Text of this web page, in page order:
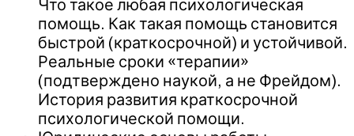
Что такое любая психологическая
помощь. Как такая помощь становится
быстрой (краткосрочной) и устойчивой.
Реальные сроки «терапии»
(подтверждено наукой, а не Фрейдом).
История развития краткосрочной
психологической помощи.